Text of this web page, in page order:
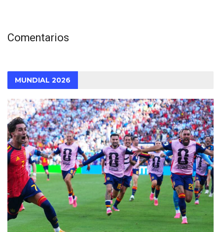
Comentarios
MUNDIAL 2026